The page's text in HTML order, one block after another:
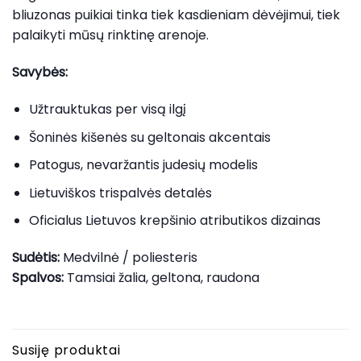
bliuzonas puikiai tinka tiek kasdieniam dėvėjimui, tiek
palaikyti mūsų rinktinę arenoje.
Savybės:
Užtrauktukas per visą ilgį
Šoninės kišenės su geltonais akcentais
Patogus, nevaržantis judesių modelis
Lietuviškos trispalvės detalės
Oficialus Lietuvos krepšinio atributikos dizainas
Sudėtis: Medvilnė / poliesteris
Spalvos: Tamsiai žalia, geltona, raudona
Susiję produktai